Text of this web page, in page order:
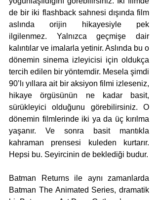
de bir iki flashback sahnesi dışında film
aslında orijin hikayesiyle pek
ilgilenmez. Yalnızca geçmişe dair
kalıntılar ve imalarla yetinir. Aslında bu o
dönemin sinema izleyicisi için oldukça
tercih edilen bir yöntemdir. Mesela şimdi
90’lı yıllara ait bir aksiyon filmi izleseniz,
hikaye örgüsünün ne kadar basit,
sürükleyici olduğunu görebilirsiniz. O
dönemin filmlerinde iki ya da üç kırılma
yaşanır. Ve sonra basit mantıkla
kahraman prensesi kuleden kurtarır.
Hepsi bu. Seyircinin de beklediği budur.
Batman Returns ile aynı zamanlarda
Batman The Animated Series, dramatik